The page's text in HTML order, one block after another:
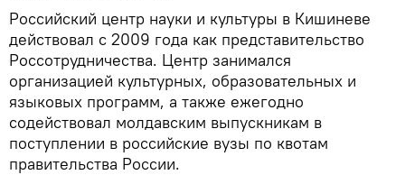
Российский центр науки и культуры в Кишиневе
действовал с 2009 года как представительство
Россотрудничества. Центр занимался
организацией культурных, образовательных и
языковых программ, а также ежегодно
содействовал молдавским выпускникам в
поступлении в российские вузы по квотам
правительства России.